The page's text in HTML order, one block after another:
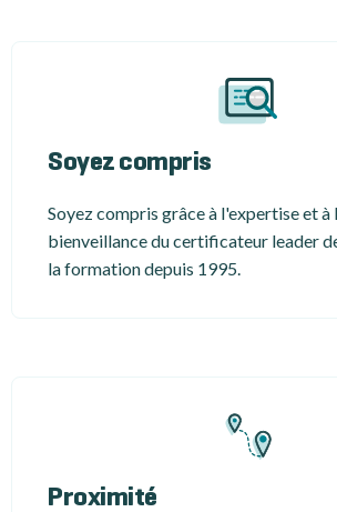
Soyez compris
Soyez compris grâce à l'expertise et à
bienveillance du certificateur leader
la formation depuis 1995.
Proximité